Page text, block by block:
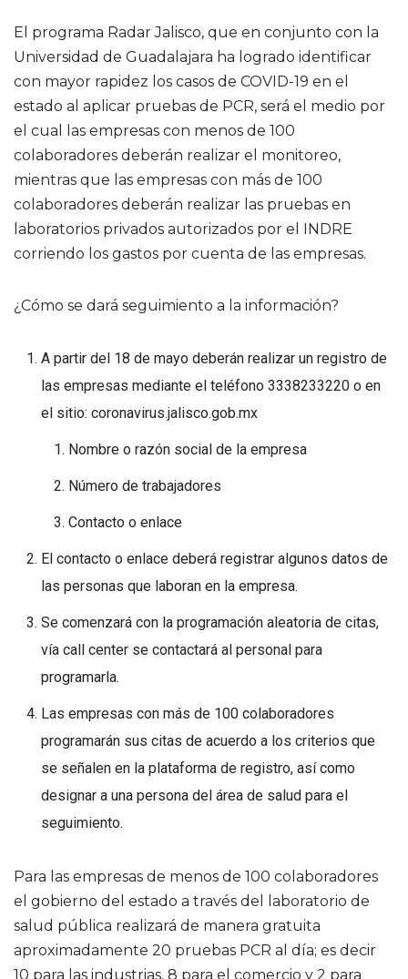
El programa Radar Jalisco, que en conjunto con la
Universidad de Guadalajara ha logrado identificar
con mayor rapidez los casos de COVID-19 en el
estado al aplicar pruebas de PCR, será el medio por
el cual las empresas con menos de 100
colaboradores deberán realizar el monitoreo,
mientras que las empresas con más de 100
colaboradores deberán realizar las pruebas en
laboratorios privados autorizados por el INDRE
corriendo los gastos por cuenta de las empresas.
¿Cómo se dará seguimiento a la información?
A partir del 18 de mayo deberán realizar un registro de
las empresas mediante el teléfono 3338233220 o en
el sitio: coronavirus.jalisco.gob.mx
Nombre o razón social de la empresa
Número de trabajadores
Contacto o enlace
El contacto o enlace deberá registrar algunos datos de
las personas que laboran en la empresa.
Se comenzará con la programación aleatoria de citas,
vía call center se contactará al personal para
programarla.
Las empresas con más de 100 colaboradores
programarán sus citas de acuerdo a los criterios que
se señalen en la plataforma de registro, así como
designar a una persona del área de salud para el
seguimiento.
Para las empresas de menos de 100 colaboradores
el gobierno del estado a través del laboratorio de
salud pública realizará de manera gratuita
aproximadamente 20 pruebas PCR al día; es decir
10 para las industrias, 8 para el comercio y 2 para